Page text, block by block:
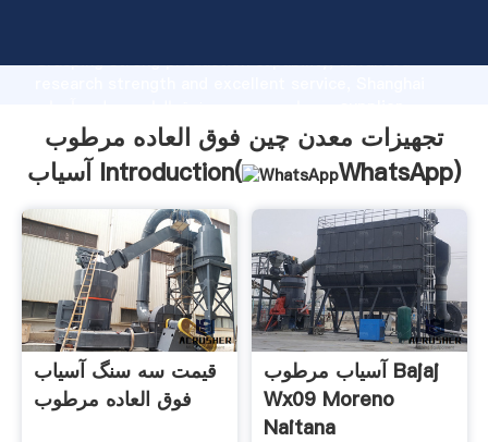
Grasping strong production capability, advanced
create the value and bring values to all of customers.
تجهیزات معدن چین فوق العاده مرطوب
آسیاب Introduction(
WhatsApp)
قیمت سه سنگ آسیاب
فوق العاده مرطوب
آسیاب مرطوب Bajaj
Wx09 Moreno
Naitana